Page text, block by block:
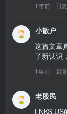
1年前 回复
小散户
这篇文章
了新认识
1年前 回复
老股民
LNKS.US